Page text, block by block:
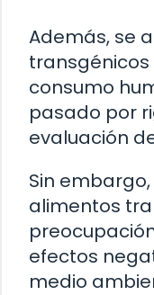
Además, se
consumo
pasado por
evaluación
Sin
alimentos
efectos
medio